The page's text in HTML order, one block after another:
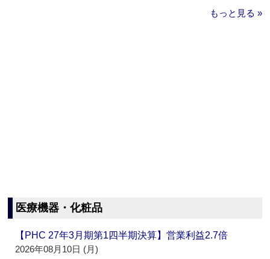
もっと見る »
医療機器・化粧品
【PHC 27年3月期第1四半期決算】営業利益2.7倍
2026年08月10日 (月)